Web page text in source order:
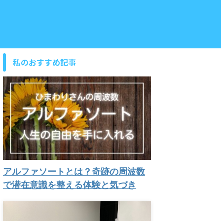
私のおすすめ記事
アルファソートとは？奇跡の周波数
で潜在意識を整える体験と気づき